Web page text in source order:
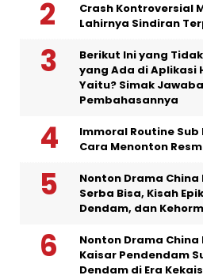
Crash Kontroversial
Lahirnya Sindiran
Berikut Ini yang
yang Ada di Aplikasi
Yaitu? Simak
Pembahasannya
Immoral Routine
Cara Menonton
Nonton Drama
Serba Bisa, Kisah
Dendam, dan
Nonton Drama
Kaisar Pendendam
Dendam di Era